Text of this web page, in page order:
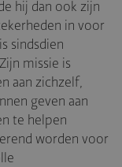
hij dan ook zijn
in voor
sindsdien
missie is
aan zichzelf,
geven aan
te helpen
worden voor